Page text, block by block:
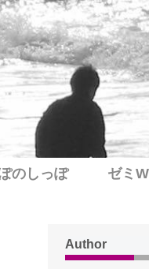
のしっぽ ゼミ
Author